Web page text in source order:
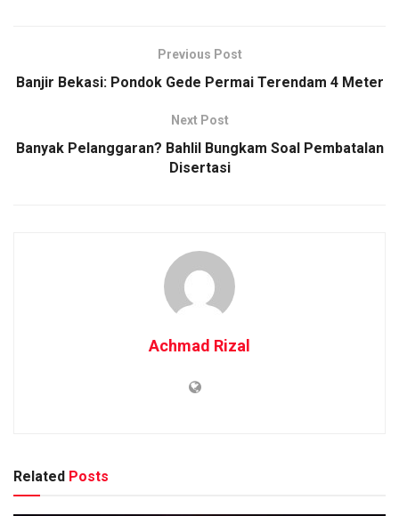
Previous Post
Banjir Bekasi: Pondok Gede Permai Terendam 4 Meter
Next Post
Banyak Pelanggaran? Bahlil Bungkam Soal Pembatalan
Disertasi
Achmad Rizal
Related Posts